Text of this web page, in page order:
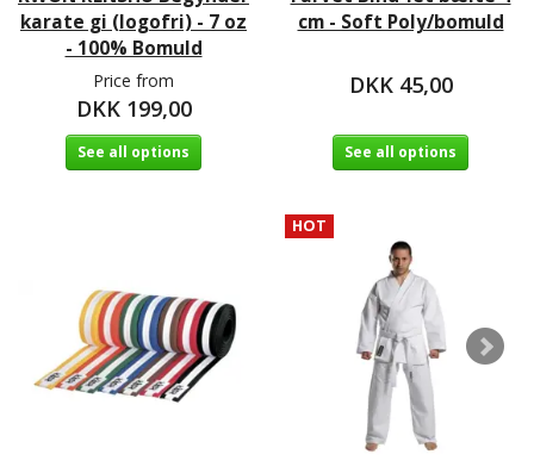
karate gi (logofri) - 7 oz
- 100% Bomuld
Price from
DKK 199,00
See all options
cm - Soft Poly/bomuld
DKK 45,00
See all options
HOT